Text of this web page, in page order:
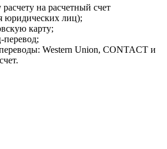
на расчетный счет
юридических лиц);
карту;
перевод;
Western Union, CONTACT и